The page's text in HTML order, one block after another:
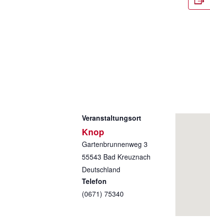
Veranstaltungsort
Knop
Gartenbrunnenweg 3
55543 Bad Kreuznach
Deutschland
Telefon
(0671) 75340